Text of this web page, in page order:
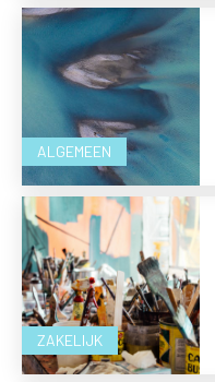
ALGEMEEN
ZAKELIJK